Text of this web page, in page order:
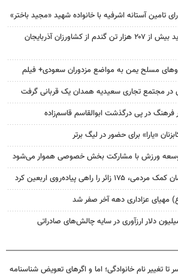
تامین آستانه اشرفیه با خانواده شهید «مجید باختر»
اینفوگرافیک؛ خرید بیش از ۲۰۷ هزار تن گندم از کشاورزان آذربایجان
مسلح یمن به مواضع مزدوران سعودی+ فیلم
در مجتمع تجاری سعیدیه همدان یک قربانی گرفت
فرهنگ در پی درگذشت ابوالقاسم قاسم‌زاده
«یارا» برای حضور در لیگ برتر
ورزش با مشارکت بخش خصوصی هموار می‌شود
مهیای عزاداری دهه آخر صفر شد
تغییر نام خانوادگی؛ اما و اگرهای تعویض شناسنامه